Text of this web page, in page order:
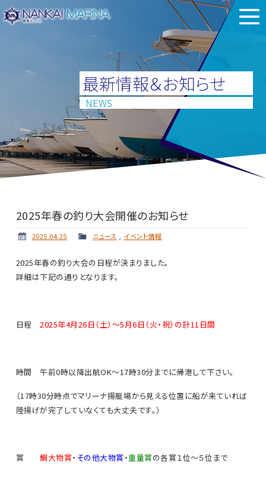
最新情報＆お知らせ
NEWS
2025年春の釣り大会開催のお知らせ
2025.04.25 ニュース イベント情報
2025年春の釣り大会の日程が決まりました。
詳細は下記の通りとなります。
日程2025年4月26日（土）～5月6日（火・祝）の計11日間
時間 午前0時以降出航OK〜17時30分までに帰港して下さい。
（17時30分時点でマリーナ揚艇場から見える位置に船が来ていれば
陸揚げが完了していなくても大丈夫です。）
賞鯛大物賞・ その他大物賞 ・重量賞の各賞１位〜５位まで